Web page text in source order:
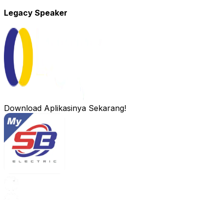
Legacy Speaker
Download Aplikasinya Sekarang!